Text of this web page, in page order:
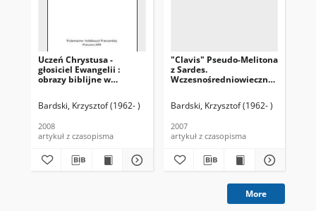
Uczeń Chrystusa -
głosiciel Ewangelii :
obrazy biblijne w
interpretacjach
Bardski, Krzysztof (1962- )
2008
artykuł z czasopisma
"Clavis" Pseudo-Melitona
z Sardes.
Wczesnośredniowieczny
Bardski, Krzysztof (1962- )
2007
artykuł z czasopisma
More